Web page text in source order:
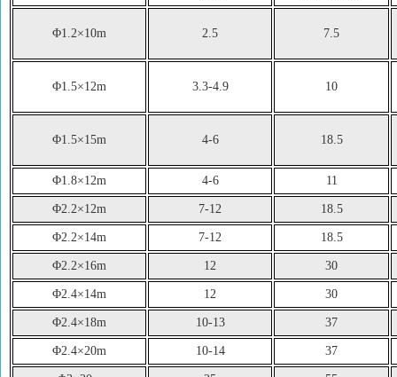
Φ1.2×10m 2.5 7.5
Φ1.5×12m 3.3-4.9 10
Φ1.5×15m 4-6 18.5
Φ1.8×12m 4-6 11
Φ2.2×12m 7-12 18.5
Φ2.2×14m 7-12 18.5
Φ2.2×16m 12 30
Φ2.4×14m 12 30
Φ2.4×18m 10-13 37
Φ2.4×20m 10-14 37